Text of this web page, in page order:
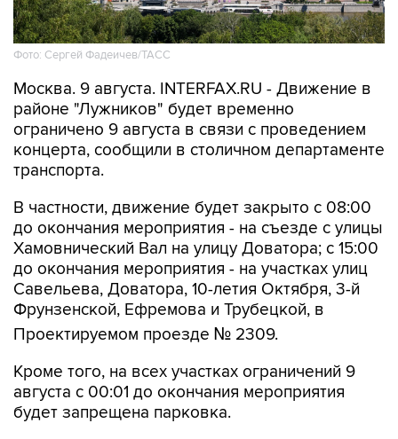
Фото: Сергей Фадеичев/ТАСС
Москва. 9 августа. INTERFAX.RU - Движение в
районе "Лужников" будет временно
ограничено 9 августа в связи с проведением
концерта, сообщили в столичном департаменте
транспорта.
В частности, движение будет закрыто с 08:00
до окончания мероприятия - на съезде с улицы
Хамовнический Вал на улицу Доватора; с 15:00
до окончания мероприятия - на участках улиц
Савельева, Доватора, 10-летия Октября, 3-й
Фрунзенской, Ефремова и Трубецкой, в
Проектируемом проезде № 2309.
Кроме того, на всех участках ограничений 9
августа с 00:01 до окончания мероприятия
будет запрещена парковка.